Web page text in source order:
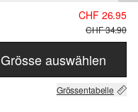
CHF 26.95
CHF 34.90
Grösse auswählen
Grössentabelle